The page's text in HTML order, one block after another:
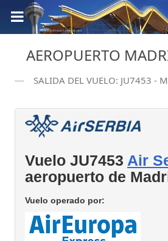
AEROPUERTO
SALIDA DEL VUELO: JU7453 -
Vuelo JU7453 Air
aeropuerto de
Vuelo operado por: